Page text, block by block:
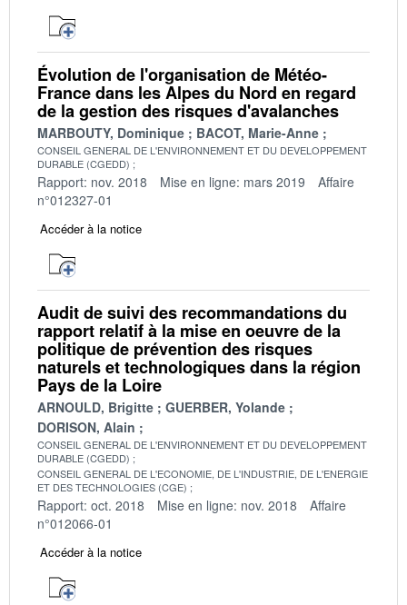
Évolution de l'organisation de Météo-
France dans les Alpes du Nord en regard
de la gestion des risques d'avalanches
MARBOUTY, Dominique BACOT, Marie-Anne
CONSEIL GENERAL DE L'ENVIRONNEMENT ET DU DEVELOPPEMENT
DURABLE (CGEDD)
Rapport: nov. 2018 Mise en ligne: mars 2019
Affaire
n°012327-01
Accéder à la notice
Audit de suivi des recommandations du
rapport relatif à la mise en oeuvre de la
politique de prévention des risques
naturels et technologiques dans la région
Pays de la Loire
ARNOULD, Brigitte
GUERBER, Yolande
DORISON, Alain
CONSEIL GENERAL DE L'ENVIRONNEMENT ET DU DEVELOPPEMENT
DURABLE (CGEDD)
CONSEIL GENERAL DE L'ECONOMIE, DE L'INDUSTRIE, DE L'ENERGIE
ET DES TECHNOLOGIES (CGE)
Rapport: oct. 2018 Mise en ligne: nov. 2018
Affaire
n°012066-01
Accéder à la notice